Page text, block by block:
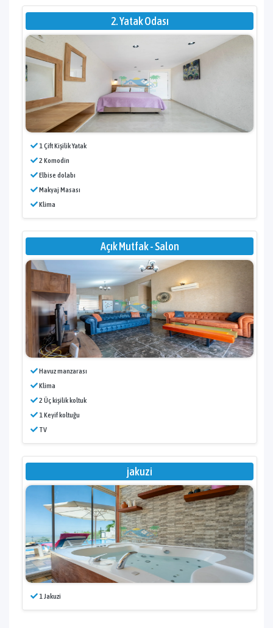
2. Yatak Odası
1 Çift Kişilik Yatak
2 Komodin
Elbise dolabı
Makyaj Masası
Klima
Açık Mutfak - Salon
Havuz manzarası
Klima
2 Üç kişilik koltuk
1 Keyif koltuğu
TV
jakuzi
1 Jakuzi